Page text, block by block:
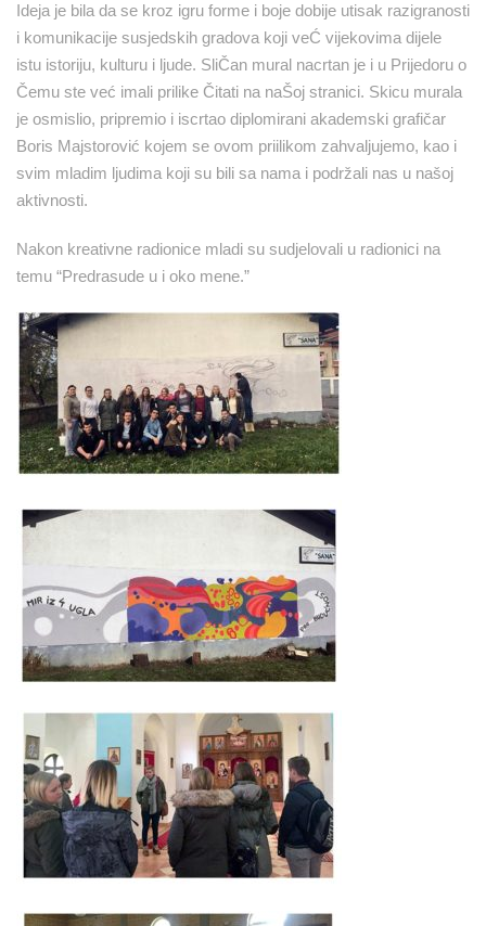
Ideja je bila da se kroz igru forme i boje dobije utisak razigranosti
i komunikacije susjedskih gradova koji veĆ vijekovima dijele
istu istoriju, kulturu i ljude. SliČan mural nacrtan je i u Prijedoru o
Čemu ste već imali prilike Čitati na naŠoj stranici. Skicu murala
je osmislio, pripremio i iscrtao diplomirani akademski grafičar
Boris Majstorović kojem se ovom priilikom zahvaljujemo, kao i
svim mladim ljudima koji su bili sa nama i podržali nas u našoj
aktivnosti.
Nakon kreativne radionice mladi su sudjelovali u radionici na
temu “Predrasude u i oko mene.”